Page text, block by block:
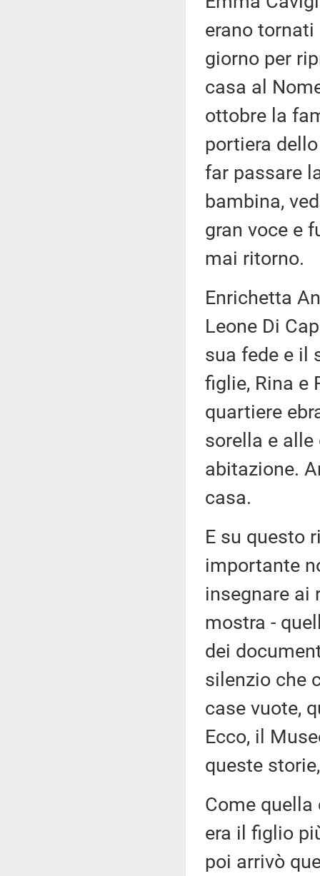
erano
giorno per
casa al
ottobre la
portiera
far passare
bambina,
gran voce e
mai ritorno.
Enrichetta
Leone Di
sua fede e il
figlie, Rina e
quartiere
sorella e
abitazione.
casa.
E su questo
importante
insegnare ai
mostra -
dei
silenzio che
case vuote,
Ecco, il
queste
Come quella
era il figlio
poi arrivò